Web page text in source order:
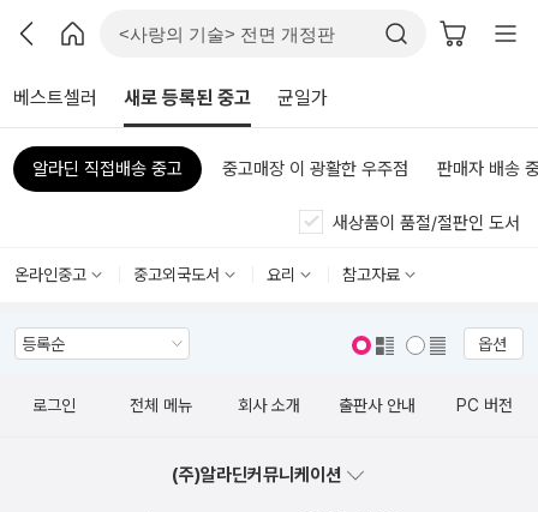
베스트셀러 새로 등록된 중고 균일가
알라딘 직접배송 중고 중고매장 이 광활한 우주점 판매자 배송
새상품이 품절/절판인 도서
온라인중고 중고외국도서 요리 참고자료
옵션
로그인 전체 메뉴 회사 소개 출판사 안내 PC 버전
(주)알라딘커뮤니케이션